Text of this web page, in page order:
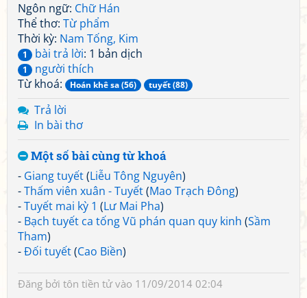
Ngôn ngữ: Chữ Hán
Thể thơ: Từ phẩm
Thời kỳ: Nam Tống, Kim
1 bài trả lời: 1 bản dịch
1
người thích
Từ khoá:
Hoán khê sa (56) tuyết (88)
Trả lời
In bài thơ
Một số bài cùng từ khoá
- Giang tuyết(Liễu Tông Nguyên)
-Thấm viên xuân - Tuyết(Mao Trạch Đông)
-Tuyết mai kỳ 1 (Lư Mai Pha)
- Bạch tuyết ca tống Vũ phán quan quy kinh (Sầm
Tham)
-Đối tuyết(Cao Biền)
Đăng bởi tôn tiền tửvào 11/09/2014 02:04